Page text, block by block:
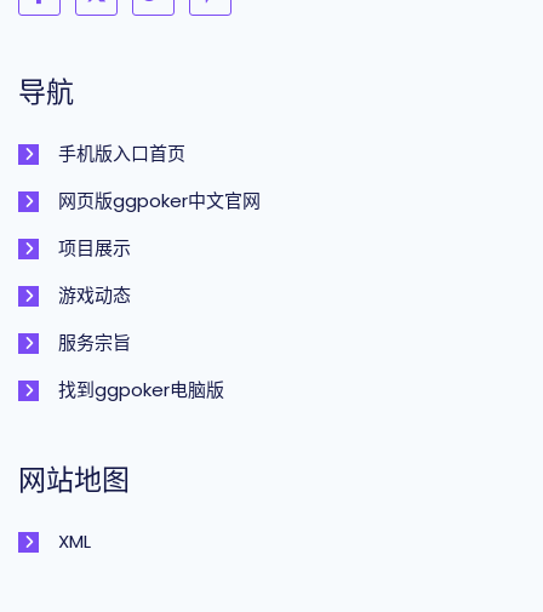
导航
手机版入口首页
网页版ggpoker中文官网
项目展示
游戏动态
服务宗旨
找到ggpoker电脑版
网站地图
XML